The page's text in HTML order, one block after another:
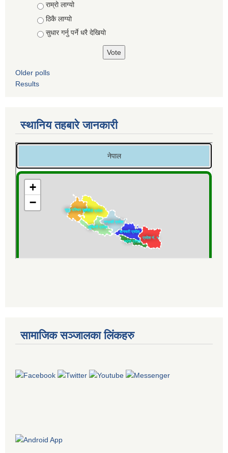
Choices
राम्रो लाग्यो
ठिकै लाग्यो
सुधार गर्नु पर्ने धरै देखियाे
Older polls
Results
स्थानिय तहबारे जानकारी
सामाजिक सञ्जालका लिंकहरु